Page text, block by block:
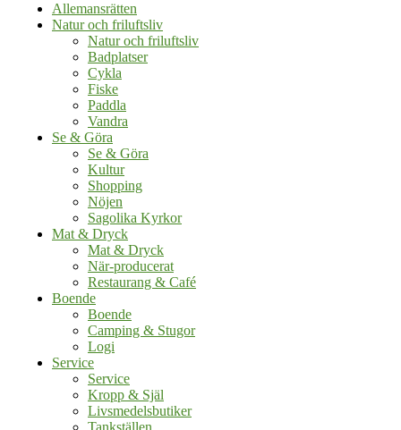
Allemansrätten
Natur och friluftsliv
Natur och friluftsliv
Badplatser
Cykla
Fiske
Paddla
Vandra
Se & Göra
Se & Göra
Kultur
Shopping
Nöjen
Sagolika Kyrkor
Mat & Dryck
Mat & Dryck
När-producerat
Restaurang & Café
Boende
Boende
Camping & Stugor
Logi
Service
Service
Kropp & Själ
Livsmedelsbutiker
Tankställen